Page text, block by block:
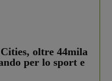
oltre 44mila
per lo sport e